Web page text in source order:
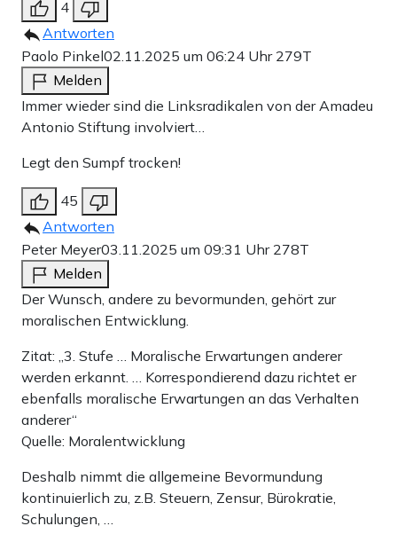
4
Antworten
Paolo Pinkel02.11.2025 um 06:24 Uhr 279T
Melden
Immer wieder sind die Linksradikalen von der Amadeu
Antonio Stiftung involviert…
Legt den Sumpf trocken!
45
Antworten
Peter Meyer03.11.2025 um 09:31 Uhr 278T
Melden
Der Wunsch, andere zu bevormunden, gehört zur
moralischen Entwicklung.
Zitat: „3. Stufe … Moralische Erwartungen anderer
werden erkannt. … Korrespondierend dazu richtet er
ebenfalls moralische Erwartungen an das Verhalten
anderer“
Quelle: Moralentwicklung
Deshalb nimmt die allgemeine Bevormundung
kontinuierlich zu, z.B. Steuern, Zensur, Bürokratie,
Schulungen, …